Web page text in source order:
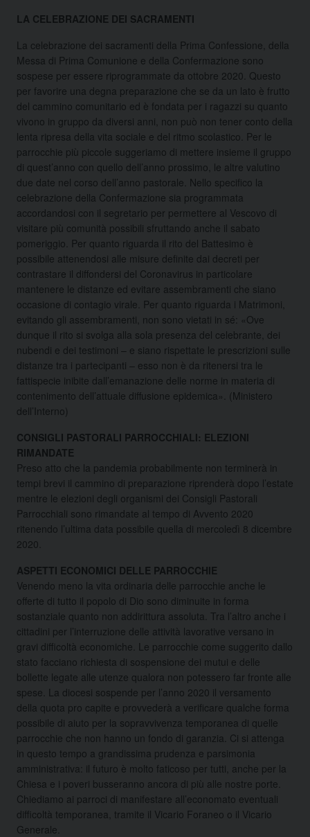
LA CELEBRAZIONE DEI SACRAMENTI
La celebrazione dei sacramenti della Prima Confessione, della
Messa di Prima Comunione e della Confermazione sono
sospese per essere riprogrammate da ottobre 2020. Questo
per favorire una degna preparazione che se da un lato è frutto
del cammino comunitario ed è fondata per i ragazzi su quanto
vivono in gruppo da diversi anni, non può non tener conto della
lenta ripresa della vita sociale e del ritmo scolastico. Per le
parrocchie più piccole suggeriamo di mettere insieme il gruppo
di quest’anno con quello dell’anno prossimo, le altre valutino
due date nel corso dell’anno pastorale. Nello specifico la
celebrazione della Confermazione sia programmata
accordandosi con il segretario per permettere al Vescovo di
visitare più comunità possibili sfruttando anche il sabato
pomeriggio. Per quanto riguarda il rito del Battesimo è
possibile attenendosi alle misure definite dai decreti per
contrastare il diffondersi del Coronavirus in particolare
mantenere le distanze ed evitare assembramenti che siano
occasione di contagio virale. Per quanto riguarda i Matrimoni,
evitando gli assembramenti, non sono vietati in sé: «Ove
dunque il rito si svolga alla sola presenza del celebrante, dei
nubendi e dei testimoni – e siano rispettate le prescrizioni sulle
distanze tra i partecipanti – esso non è da ritenersi tra le
fattispecie inibite dall’emanazione delle norme in materia di
contenimento dell’attuale diffusione epidemica». (Ministero
dell’Interno)
CONSIGLI PASTORALI PARROCCHIALI: ELEZIONI
RIMANDATE
Preso atto che la pandemia probabilmente non terminerà in
tempi brevi il cammino di preparazione riprenderà dopo l’estate
mentre le elezioni degli organismi dei Consigli Pastorali
Parrocchiali sono rimandate al tempo di Avvento 2020
ritenendo l’ultima data possibile quella di mercoledì 8 dicembre
2020.
ASPETTI ECONOMICI DELLE PARROCCHIE
Venendo meno la vita ordinaria delle parrocchie anche le
offerte di tutto il popolo di Dio sono diminuite in forma
sostanziale quanto non addirittura assoluta. Tra l’altro anche i
cittadini per l’interruzione delle attività lavorative versano in
gravi difficoltà economiche. Le parrocchie come suggerito dallo
stato facciano richiesta di sospensione dei mutui e delle
bollette legate alle utenze qualora non potessero far fronte alle
spese. La diocesi sospende per l’anno 2020 il versamento
della quota pro capite e provvederà a verificare qualche forma
possibile di aiuto per la sopravvivenza temporanea di quelle
parrocchie che non hanno un fondo di garanzia. Ci si attenga
in questo tempo a grandissima prudenza e parsimonia
amministrativa: il futuro è molto faticoso per tutti, anche per la
Chiesa e i poveri busseranno ancora di più alle nostre porte.
Chiediamo ai parroci di manifestare all’economato eventuali
difficoltà temporanea, tramite il Vicario Foraneo o il Vicario
Generale.